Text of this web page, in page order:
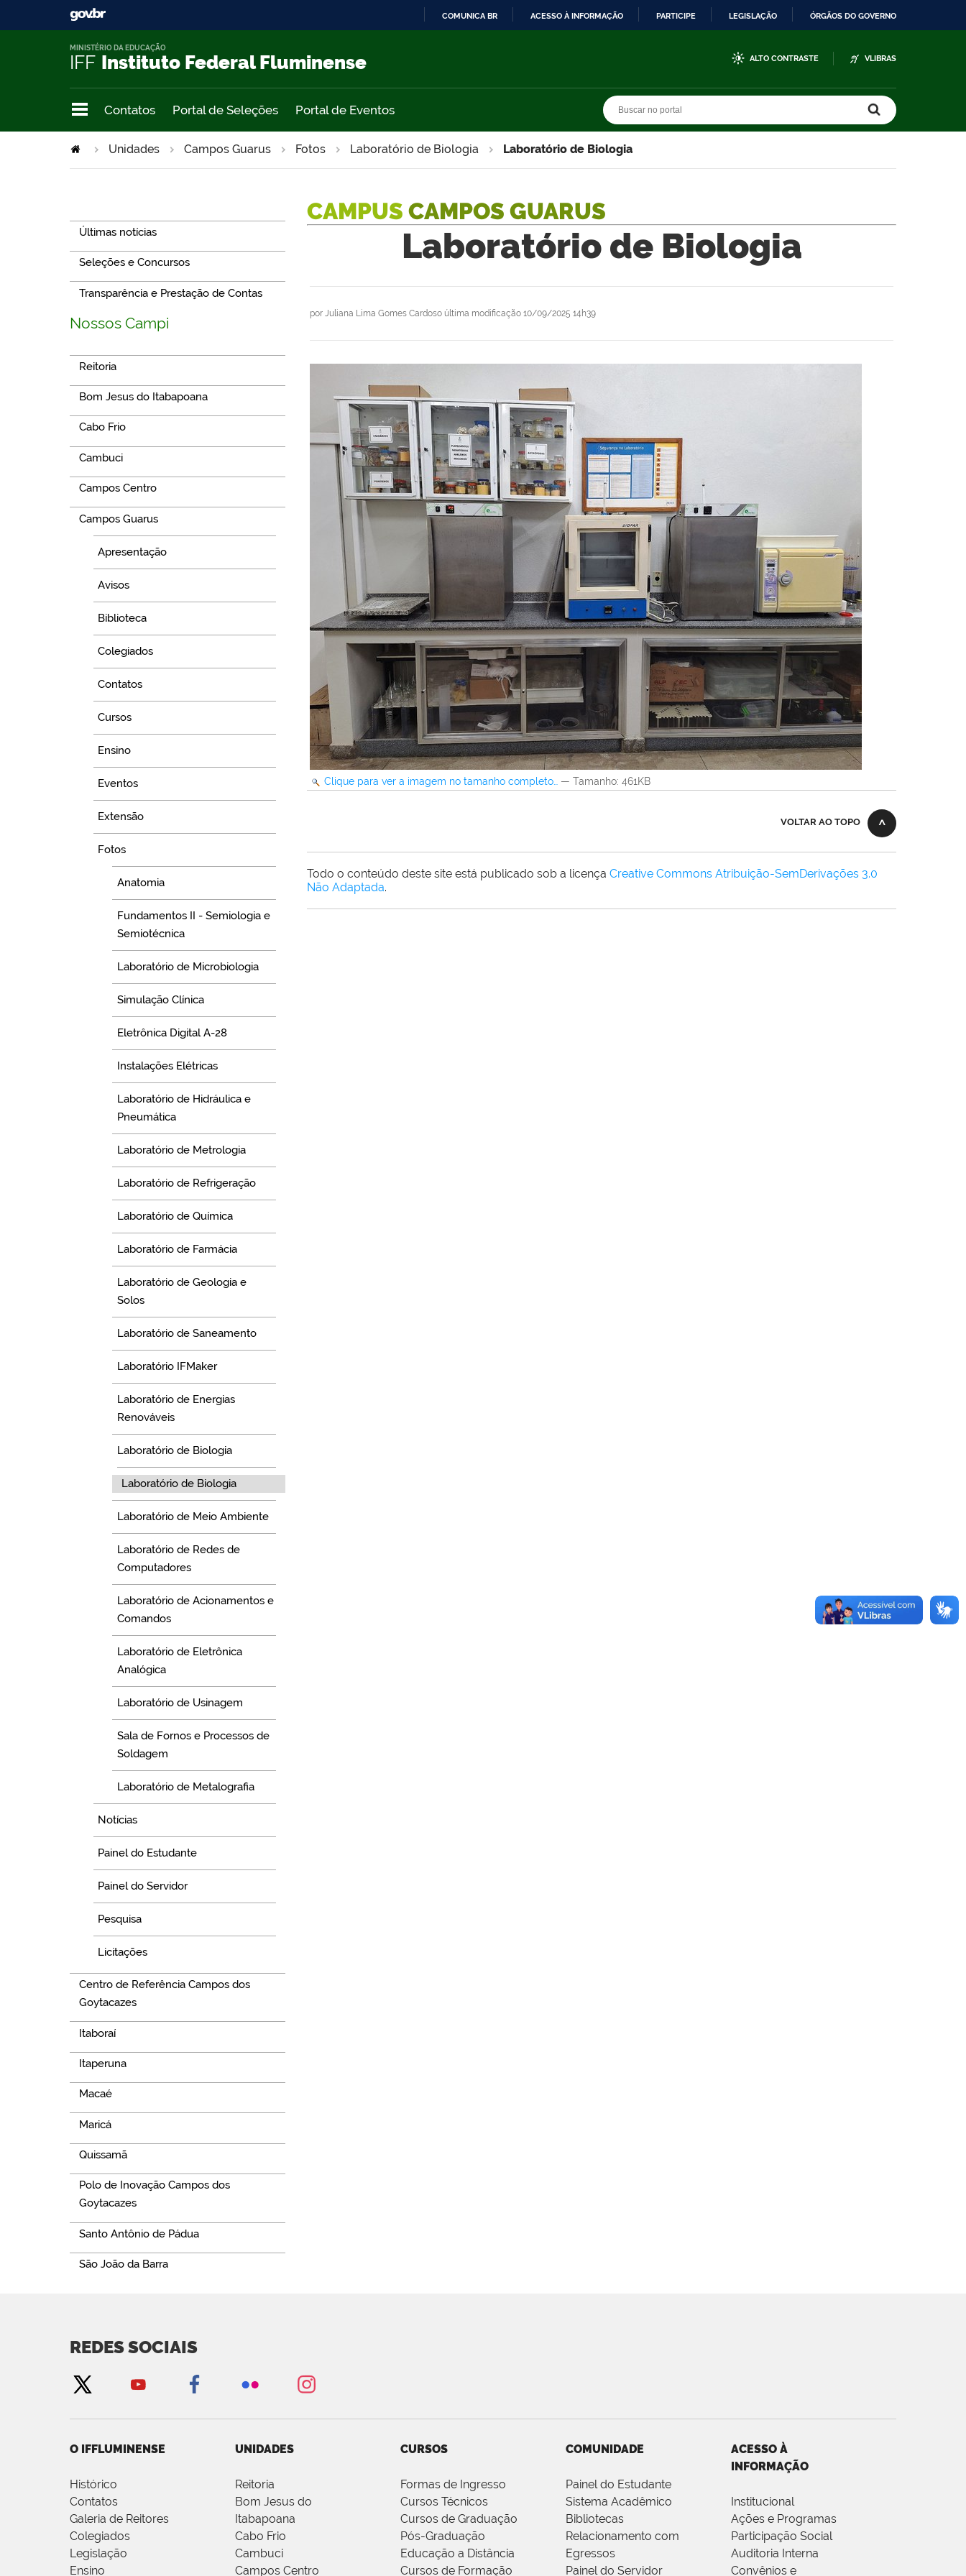
COMUNICA BR ACESSO À INFORMAÇÃO PARTICIPE LEGISLAÇÃO ÓRGÃOS DO GOVERNO
IFF Instituto Federal Fluminense
MINISTÉRIO DA EDUCAÇÃO
ALTO CONTRASTE VLIBRAS
Contatos Portal de Seleções Portal de Eventos
Unidades Campos Guarus Fotos Laboratório de Biologia Laboratório de Biologia
Últimas notícias
Seleções e Concursos
Transparência e Prestação de Contas
Nossos Campi
Reitoria
Bom Jesus do Itabapoana
Cabo Frio
Cambuci
Campos Centro
Campos Guarus
Apresentação
Avisos
Biblioteca
Colegiados
Contatos
Cursos
Ensino
Eventos
Extensão
Fotos
Anatomia
Fundamentos II - Semiologia e
Semiotécnica
Laboratório de Microbiologia
Simulação Clínica
Eletrônica Digital A-28
Instalações Elétricas
Laboratório de Hidráulica e
Pneumática
Laboratório de Metrologia
Laboratório de Refrigeração
Laboratório de Química
Laboratório de Farmácia
Laboratório de Geologia e
Solos
Laboratório de Saneamento
Laboratório IFMaker
Laboratório de Energias
Renováveis
Laboratório de Biologia
Laboratório de Biologia
Laboratório de Meio Ambiente
Laboratório de Redes de
Computadores
Laboratório de Acionamentos e
Comandos
Laboratório de Eletrônica
Analógica
Laboratório de Usinagem
Sala de Fornos e Processos de
Soldagem
Laboratório de Metalografia
Notícias
Painel do Estudante
Painel do Servidor
Pesquisa
Licitações
Centro de Referência Campos dos
Goytacazes
Itaboraí
Itaperuna
Macaé
Maricá
Quissamã
Polo de Inovação Campos dos
Goytacazes
Santo Antônio de Pádua
São João da Barra
CAMPUS CAMPOS GUARUS
Laboratório de Biologia
por Juliana Lima Gomes Cardoso última modificação 10/09/2025 14h39
Clique para ver a imagem no tamanho completo… — Tamanho: 461KB
VOLTAR AO TOPO
Todo o conteúdo deste site está publicado sob a licença Creative Commons Atribuição-SemDerivações 3.0
Não Adaptada.
REDES SOCIAIS
O IFFLUMINENSE
Histórico
Contatos
Galeria de Reitores
Colegiados
Legislação
Ensino
UNIDADES
Reitoria
Bom Jesus do
Itabapoana
Cabo Frio
Cambuci
Campos Centro
CURSOS
Formas de Ingresso
Cursos Técnicos
Cursos de Graduação
Pós-Graduação
Educação a Distância
Cursos de Formação
COMUNIDADE
Painel do Estudante
Sistema Acadêmico
Bibliotecas
Relacionamento com
Egressos
Painel do Servidor
ACESSO À
INFORMAÇÃO
Institucional
Ações e Programas
Participação Social
Auditoria Interna
Convênios e